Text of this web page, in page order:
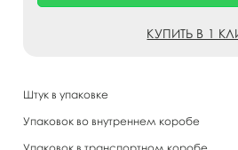
Штук в упаковке
Упаковок во внутреннем коробе
КУПИТЬ В 1